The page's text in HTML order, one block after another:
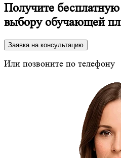
Получите
выбору обучающей
Заявка на консультацию
Или позвоните по телефону